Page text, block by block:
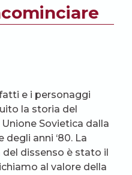
e i personaggi
la storia del
Sovietica dalla
degli anni ‘80. La
del dissenso è stato il
al valore della